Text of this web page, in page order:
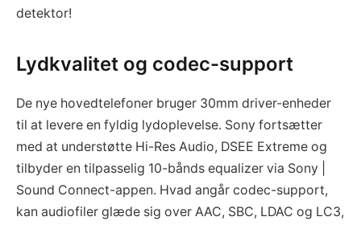
detektor!
Lydkvalitet og codec-support
De nye hovedtelefoner bruger 30mm driver-enheder
til at levere en fyldig lydoplevelse. Sony fortsætter
med at understøtte Hi-Res Audio, DSEE Extreme og
tilbyder en tilpasselig 10-bånds equalizer via Sony |
Sound Connect-appen. Hvad angår codec-support,
kan audiofiler glæde sig over AAC, SBC, LDAC og LC3,